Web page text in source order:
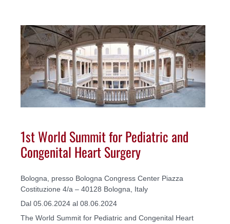
1st World Summit for Pediatric and
Congenital Heart Surgery
Bologna, presso Bologna Congress Center Piazza
Costituzione 4/a – 40128 Bologna, Italy
Dal 05.06.2024 al 08.06.2024
The World Summit for Pediatric and Congenital Heart